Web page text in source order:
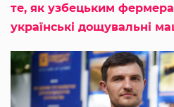
те, як узбецьким
українські дощувальні